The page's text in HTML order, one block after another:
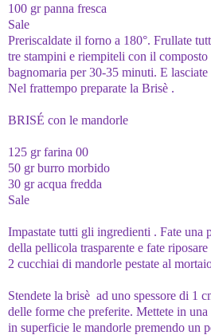
100 gr panna fresca
Sale
Preriscaldate il forno a 180°. Frullate
tre stampini e riempiteli con il
bagnomaria per 30-35 minuti. E lasciate
Nel frattempo preparate la Brisè .
BRISÉ con le mandorle
125 gr farina 00
50 gr burro morbido
30 gr acqua fredda
Sale
Impastate tutti gli ingredienti . Fate una
della pellicola trasparente e fate
2 cucchiai di mandorle pestate al
Stendete la brisè ad uno spessore di 1
delle forme che preferite. Mettete in
in superficie le mandorle premendo un